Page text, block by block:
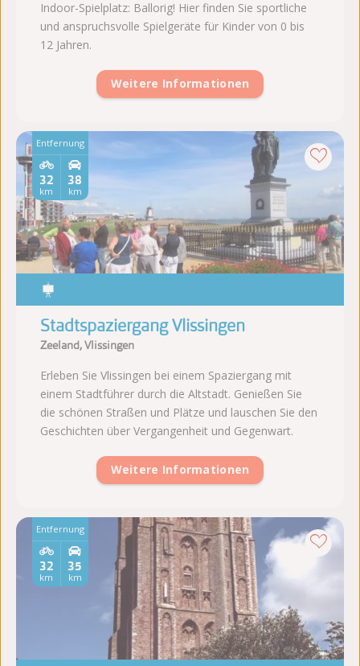
Entfernung
38
km
32
km
Stadtspaziergang Vlissingen
Zeeland, Vlissingen
Erleben Sie Vlissingen bei einem Spaziergang mit
einem Stadtführer durch die Altstadt. Genießen Sie
die schönen Straßen und Plätze und lauschen Sie den
Geschichten über Vergangenheit und Gegenwart.
Weitere Informationen
Indoor-Spielplatz: Ballorig! Hier finden Sie sportliche
und anspruchsvolle Spielgeräte für Kinder von 0 bis
12 Jahren.
Weitere Informationen
Entfernung
35
km
32
km